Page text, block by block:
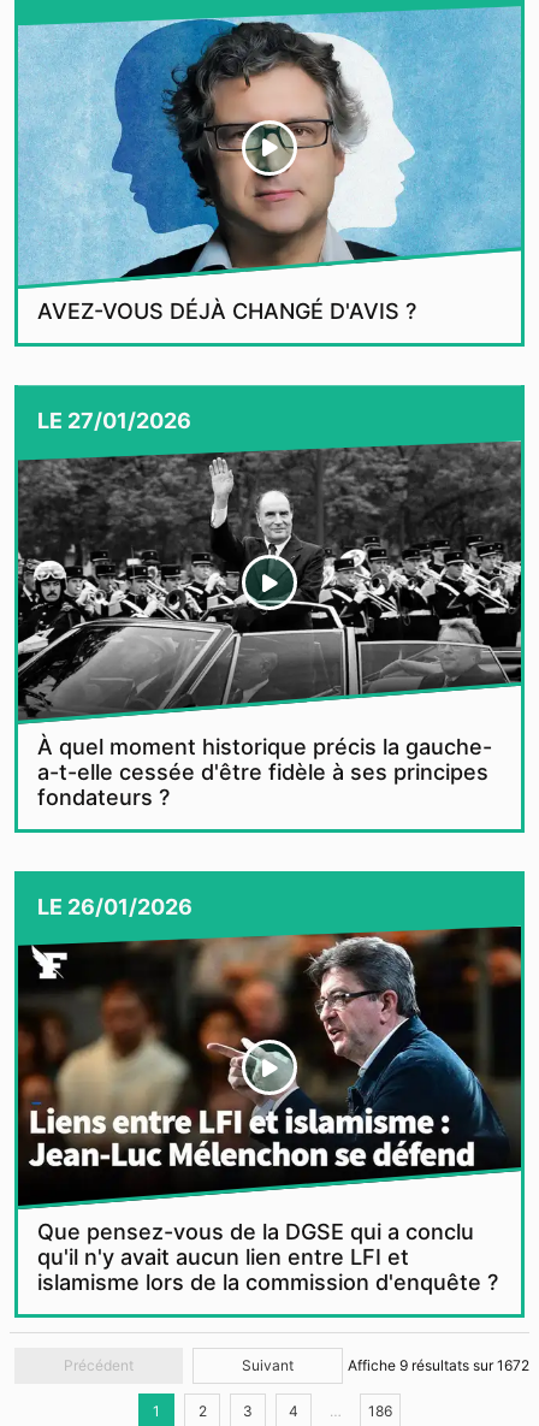
AVEZ-VOUS DÉJÀ CHANGÉ D'AVIS ?
LE 27/01/2026
À quel moment historique précis la gauche-
a-t-elle cessée d'être fidèle à ses principes
fondateurs ?
LE 26/01/2026
Que pensez-vous de la DGSE qui a conclu
qu'il n'y avait aucun lien entre LFI et
islamisme lors de la commission d'enquête ?
Précédent Suivant Affiche 9 résultats sur1672
1 2 3 4 186